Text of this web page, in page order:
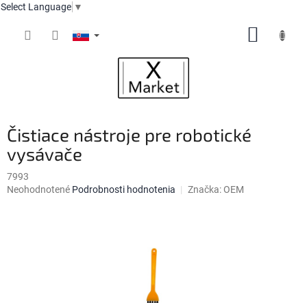
Select Language ▼
Čistiace nástroje pre robotické
vysávače
7993
Priemerné
Neohodnotené Podrobnosti hodnotenia Značka: OEM